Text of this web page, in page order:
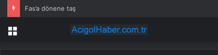
Fas’a dönene taş
Menu